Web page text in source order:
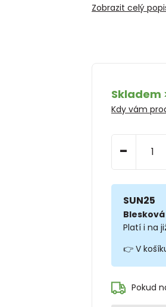
Zobrazit celý
Skladem
Kdy vám
-
SUN25
Platí i na
👉 V
Pokud